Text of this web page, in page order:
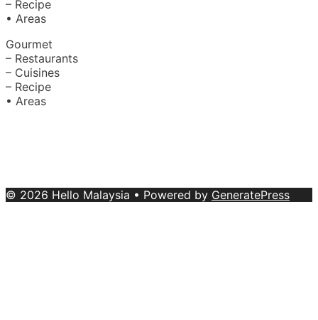
– Recipe
• Areas
Gourmet
– Restaurants
– Cuisines
– Recipe
• Areas
© 2026 Hello Malaysia • Powered by GeneratePress